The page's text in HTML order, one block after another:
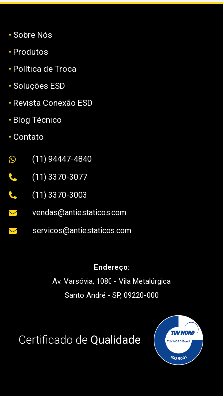
• Sobre Nós
• Produtos
• Política de Troca
• Soluções ESD
• Revista Conexão ESD
• Blog Técnico
• Contato
 (11) 94447-4840
 (11) 3370-3077
 (11) 3370-3003
 vendas@antiestaticos.com
 servicos@antiestaticos.com
Endereço:
Av. Varsóvia, 1080 - Vila Metalúrgica
Santo André - SP, 09220-000